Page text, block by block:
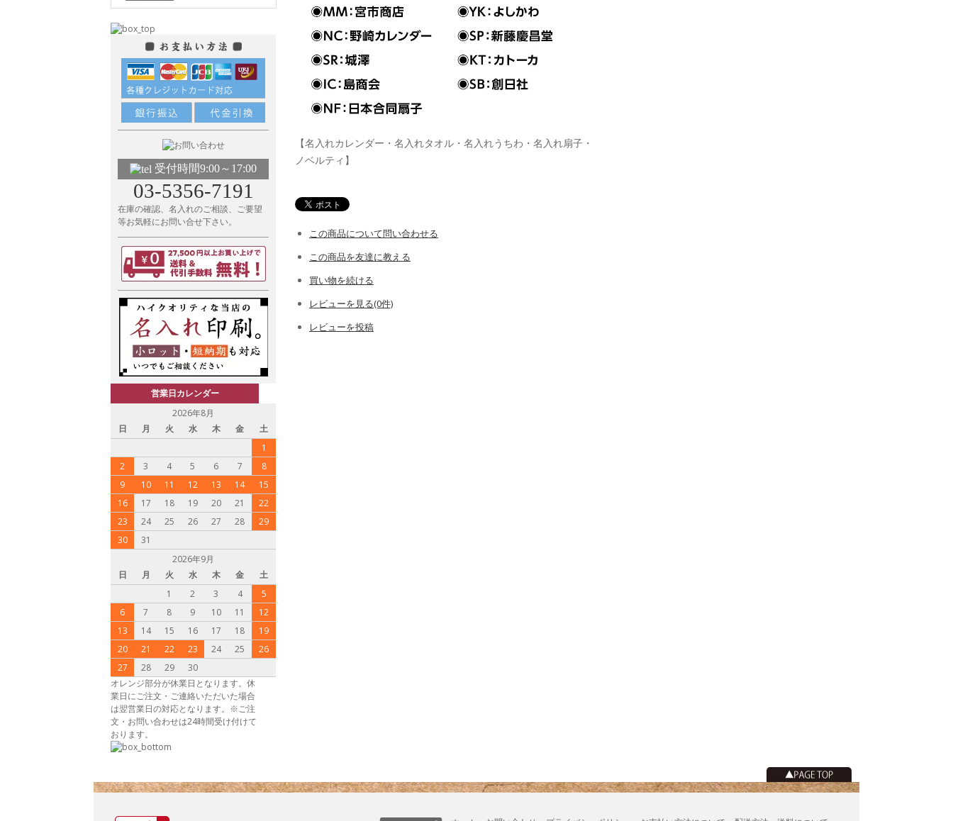
【名入れカレンダー・名入れタオル・名入れうちわ・名入れ扇子・
ノベルティ】
この商品について問い合わせる
この商品を友達に教える
買い物を続ける
レビューを見る(0件)
レビューを投稿
受付時間9:00～17:00
03-5356-7191
在庫の確認、名入れのご相談、ご要望
等お気軽にお問い合せ下さい。
営業日カレンダー
2026年8月
日
月 火 水 木 金
土
1
2
3 4 5 6 7
8
9
10 11 12 13 14
15
16
17 18 19 20 21
22
23
24 25 26 27 28
29
30
31
2026年9月
日
月 火 水 木 金
土
1
2 3 4
5
6
7 8 9 10 11
12
13
14 15 16 17 18
19
20
21 22 23 24 25
26
27
28 29
30
オレンジ部分が休業日となります。休
業日にご注文・ご連絡いただいた場合
は翌営業日の対応となります。※ご注
文・お問い合わせは24時間受け付けて
おります。